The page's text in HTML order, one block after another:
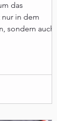
das
in dem
sondern auch